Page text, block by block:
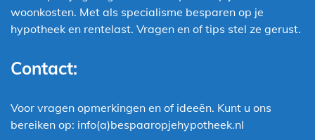
woonkosten. Met als specialisme besparen op je
hypotheek en rentelast. Vragen en of tips stel ze gerust.
Contact:
Voor vragen opmerkingen en of ideeën. Kunt u ons
bereiken op: info(a)bespaaropjehypotheek.nl